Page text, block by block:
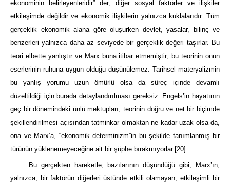
ekonominin belirleyenleridir” der; diğer sosyal faktörler ve ilişkiler
etkileşimde değildir ve ekonomik ilişkilerin yalnızca kuklalarıdır. Tüm
gerçeklik ekonomik alana göre oluşurken devlet, yasalar, bilinç ve
benzerleri yalnızca daha az seviyede bir gerçeklik değeri taşırlar. Bu
teori elbette yanlıştır ve Marx buna itibar etmemiştir; bu teorinin onun
eserlerinin ruhuna uygun olduğu düşünülemez. Tarihsel materyalizmin
bu yanlış yorumu uzun ömürlü olsa da süreç içinde devamlı
düzeltildiği için burada detaylandırılması gereksiz. Engels’in hayatının
geç bir dönemindeki ünlü mektupları, teorinin doğru ve net bir biçimde
şekillendirilmesi açısından tatminkar olmaktan ne kadar uzak olsa da,
ona ve Marx’a, “ekonomik determinizm”in bu şekilde tanımlanmış bir
türünün yüklenemeyeceğine ait bir şüphe bırakmıyorlar. [20]
Bu gerçekten hareketle, bazılarının düşündüğü gibi, Marx’ın,
yalnızca, bir faktörün diğerleri üstünde etkili olamayan, etkileşimli bir